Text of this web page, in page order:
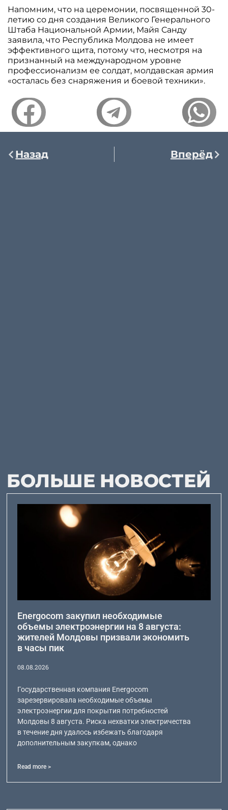
Напомним, что на церемонии, посвященной 30-
летию со дня создания Великого Генерального
Штаба Национальной Армии, Майя Санду
заявила, что Республика Молдова не имеет
эффективного щита, потому что, несмотря на
признанный на международном уровне
профессионализм ее солдат, молдавская армия
«осталась без снаряжения и боевой техники».
Назад Вперёд
БОЛЬШЕ НОВОСТЕЙ
Energocom закупил необходимые
объемы электроэнергии на 8 августа:
жителей Молдовы призвали экономить
в часы пик
08.08.2026
Государственная компания Energocom
зарезервировала необходимые объемы
электроэнергии для покрытия потребностей
Молдовы 8 августа. Риска нехватки электричества
в течение дня удалось избежать благодаря
дополнительным закупкам, однако
Read more >